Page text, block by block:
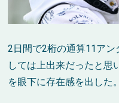
2日間で2桁の通算11アン
しては上出来だったと思
を眼下に存在感を出した。